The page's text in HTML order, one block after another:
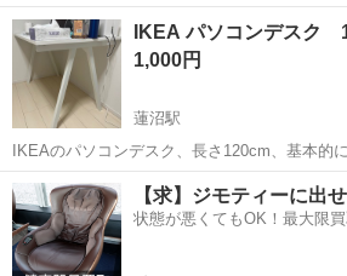
円。 2台使いしておりましたが1台撤去したため、出品します。 写真添
付している通り、 側面にねじ穴を開けておりま
東京 大田区 テーブル
IKEA パソコンデスク
1,000円
蓮沼駅
IKEAのパソコンデスク、長さ120cm、基本的
しい東京 大田区 蓮沼駅 デ
【求】ジモティーに出
状態が悪くてもOK！最大限